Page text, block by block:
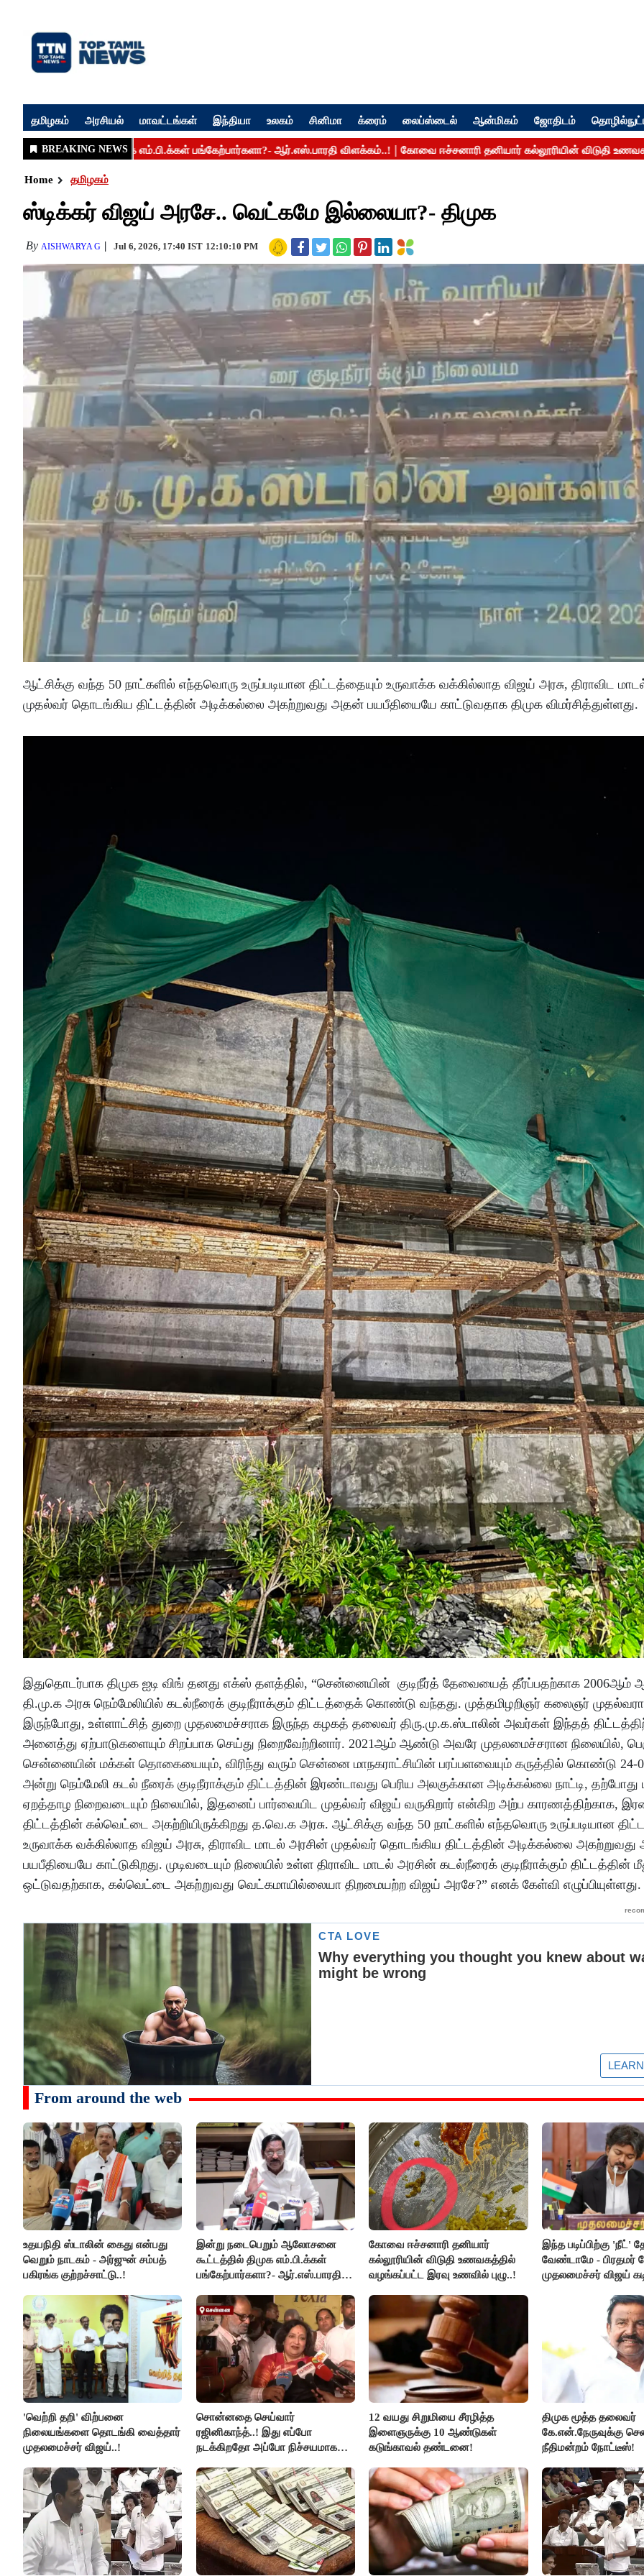
தமிழகம் அரசியல் மாவட்டங்கள் இந்தியா உலகம் சினிமா க்ரைம் லைப்ஸ்டைல் ஆன்மிகம் ஜோதிடம்
Home தமிழகம்
ஸ்டிக்கர் விஜய் அரசே.. வெட்கமே இல்லையா?- திமுக
By AISHWARYA G Jul 6, 2026, 17:40 IST 12:10:10 PM
ஆட்சிக்கு வந்த 50 நாட்களில் எந்தவொரு உருப்படியான திட்டத்தையும் உருவாக்க வக்கில்லாத விஜய் அரசு, திராவிட
முதல்வர் தொடங்கிய திட்டத்தின் அடிக்கல்லை அகற்றுவது அதன் பயபீதியையே காட்டுவதாக திமுக விமர்சித்துள்ளது.
இதுதொடர்பாக திமுக ஐடி விங் தனது எக்ஸ் தளத்தில், “சென்னையின் குடிநீர்த் தேவையைத் தீர்ப்பதற்காக 2006ஆம்
தி.மு.க அரசு நெம்மேலியில் கடல்நீரைக் குடிநீராக்கும் திட்டத்தைக் கொண்டு வந்தது. முத்தமிழறிஞர் கலைஞர்
இருந்போது, உள்ளாட்சித் துறை முதலமைச்சராக இருந்த கழகத் தலைவர் திரு.மு.க.ஸ்டாலின் அவர்கள் இந்தத்
அனைத்து ஏற்பாடுகளையும் சிறப்பாக செய்து நிறைவேற்றினார். 2021ஆம் ஆண்டு அவரே முதலமைச்சரான நிலையில்,
சென்னையின் மக்கள் தொகையையும், விரிந்து வரும் சென்னை மாநகராட்சியின் பரப்பளவையும் கருத்தில் கொண்டு 24-
அன்று நெம்மேலி கடல் நீரைக் குடிநீராக்கும் திட்டத்தின் இரண்டாவது பெரிய அலகுக்கான அடிக்கல்லை நாட்டி,
ஏறத்தாழ நிறைவடையும் நிலையில், இதனைப் பார்வையிட முதல்வர் விஜய் வருகிறார் என்கிற அற்ப காரணத்திற்காக,
திட்டத்தின் கல்வெட்டை அகற்றியிருக்கிறது த.வெ.க அரசு. ஆட்சிக்கு வந்த 50 நாட்களில் எந்தவொரு உருப்படியான
உருவாக்க வக்கில்லாத விஜய் அரசு, திராவிட மாடல் அரசின் முதல்வர் தொடங்கிய திட்டத்தின் அடிக்கல்லை
பயபீதியையே காட்டுகிறது. முடிவடையும் நிலையில் உள்ள திராவிட மாடல் அரசின் கடல்நீரைக் குடிநீராக்கும் திட்டத்தின்
ஒட்டுவதற்காக, கல்வெட்டை அகற்றுவது வெட்கமாயில்லையா திறமையற்ற விஜய் அரசே?” எனக் கேள்வி எழுப்பியுள்ளது.
From around the web
உதயநிதி ஸ்டாலின் கைது என்பது
வெறும் நாடகம் - அர்ஜுன் சம்பத்
பகிரங்க குற்றச்சாட்டு..!
இன்று நடைபெறும் ஆலோசனை
கூட்டத்தில் திமுக எம்.பி.க்கள்
பங்கேற்பார்களா?- ஆர்.எஸ்.பாரதி
கோவை ஈச்சனாரி தனியார்
கல்லூரியின் விடுதி உணவகத்தில்
வழங்கப்பட்ட இரவு உணவில் புழு..!
இந்த படிப்பிற்கு 'நீட்'
வேண்டாமே - பிரதமர்
முதலமைச்சர் விஜய்
'வெற்றி தறி' விற்பனை
நிலையங்களை தொடங்கி வைத்தார்
முதலமைச்சர் விஜய்..!
சொன்னதை செய்வார்
ரஜினிகாந்த்..! இது எப்போ
நடக்கிறதோ அப்போ நிச்சயமாக
ரஜினிகாந்த்..!
12 வயது சிறுமியை சீரழித்த
இளைஞருக்கு 10 ஆண்டுகள்
கடுங்காவல் தண்டனை!
திமுக மூத்த தலைவர்
கே.என்.நேருவுக்கு
நீதிமன்றம் நோட்டீஸ்!